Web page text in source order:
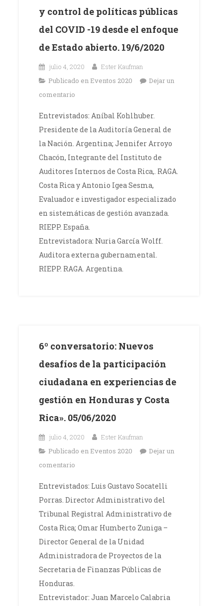
y control de políticas públicas
del COVID -19 desde el enfoque
de Estado abierto. 19/6/2020
julio 4, 2020
Ester Kaufman
Publicado en Eventos 2020
Dejar un
comentario
Entrevistados: Aníbal Kohlhuber.
Presidente de la Auditoría General de
la Nación. Argentina; Jennifer Arroyo
Chacón, Integrante del Instituto de
Auditores Internos de Costa Rica,. RAGA.
Costa Rica y Antonio Igea Sesma,
Evaluador e investigador especializado
en sistemáticas de gestión avanzada.
RIEPP. España.
Entrevistadora: Nuria García Wolff.
Auditora externa gubernamental.
RIEPP. RAGA. Argentina.
6º conversatorio: Nuevos
desafíos de la participación
ciudadana en experiencias de
gestión en Honduras y Costa
Rica». 05/06/2020
julio 4, 2020
Ester Kaufman
Publicado en Eventos 2020
Dejar un
comentario
Entrevistados: Luis Gustavo Socatelli
Porras. Director Administrativo del
Tribunal Registral Administrativo de
Costa Rica; Omar Humberto Zuniga –
Director General de la Unidad
Administradora de Proyectos de la
Secretaria de Finanzas Públicas de
Honduras.
Entrevistador: Juan Marcelo Calabria